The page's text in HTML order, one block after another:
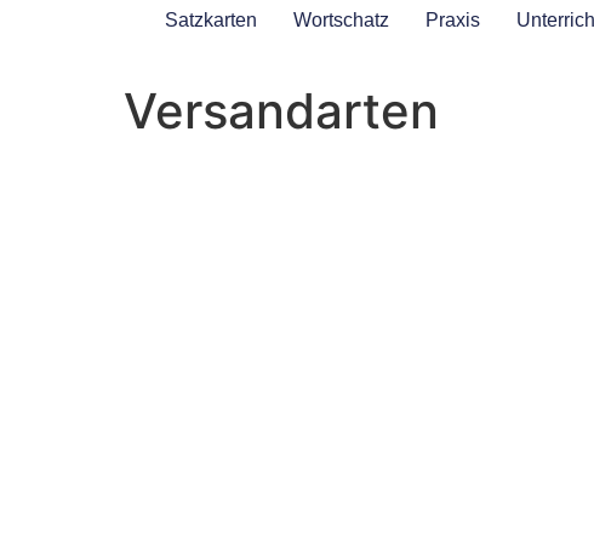
Satzkarten Wortschatz Praxis
Versandarten